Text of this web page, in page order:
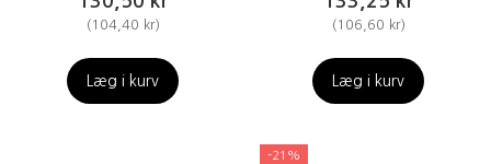
( 104,40 kr)
Læg i kurv
( 106,60 kr)
Læg i kurv
-21%